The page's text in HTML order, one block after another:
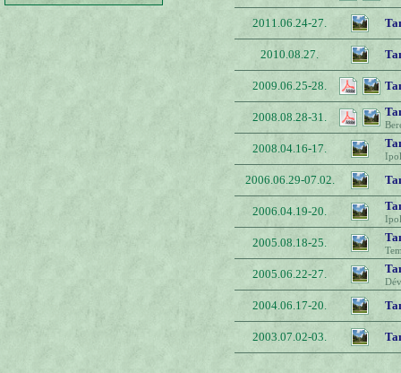
2011.06.24-27.
2010.08.27.
2009.06.25-28.
2008.08.28-31.
2008.04.16-17.
2006.06.29-07.02.
2006.04.19-20.
2005.08.18-25.
2005.06.22-27.
2004.06.17-20.
2003.07.02-03.